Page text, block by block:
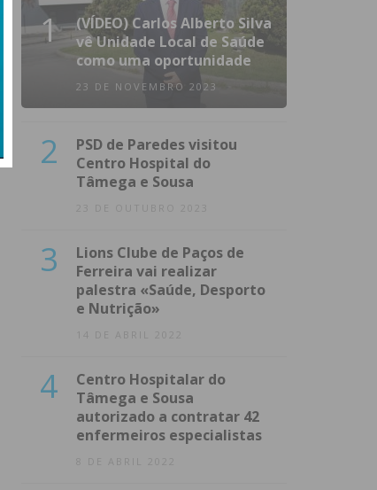
1
(VÍDEO) Carlos Alberto Silva
vê Unidade Local de Saúde
como uma oportunidade
23 DE NOVEMBRO 2023
2
PSD de Paredes visitou
Centro Hospital do
Tâmega e Sousa
23 DE OUTUBRO 2023
3
Lions Clube de Paços de
Ferreira vai realizar
palestra «Saúde, Desporto
e Nutrição»
14 DE ABRIL 2022
4
Centro Hospitalar do
Tâmega e Sousa
autorizado a contratar 42
enfermeiros especialistas
8 DE ABRIL 2022